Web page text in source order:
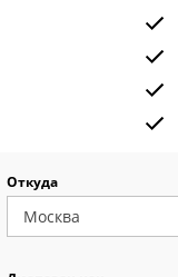
Откуда